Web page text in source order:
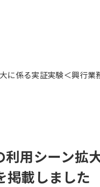
に係る実証実験＜興行
用シーン拡
掲載しました